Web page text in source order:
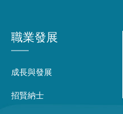
職業發展
成長與發展
招賢納士